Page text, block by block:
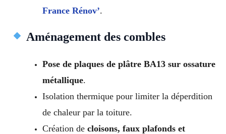
France Rénov’.
Aménagement des combles
Pose de plaques de plâtre BA13 sur ossature
métallique.
Isolation thermique pour limiter la déperdition
de chaleur par la toiture.
Création de cloisons, faux plafonds et